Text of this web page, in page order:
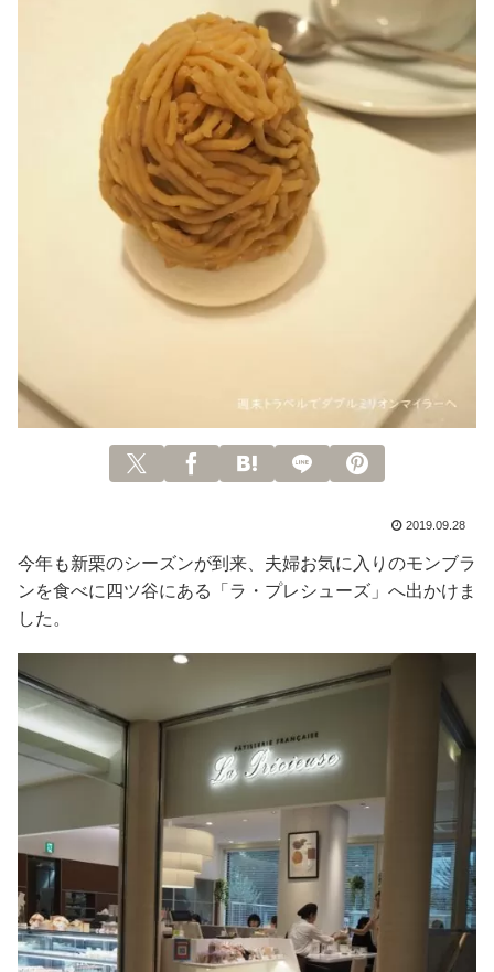
2019.09.28
今年も新栗のシーズンが到来、夫婦お気に入りのモンブラ
ンを食べに四ツ谷にある「ラ・プレシューズ」へ出かけま
した。